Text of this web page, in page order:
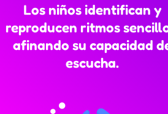
Los niños identifican y
reproducen ritmos
afinando su capacidad
escucha.